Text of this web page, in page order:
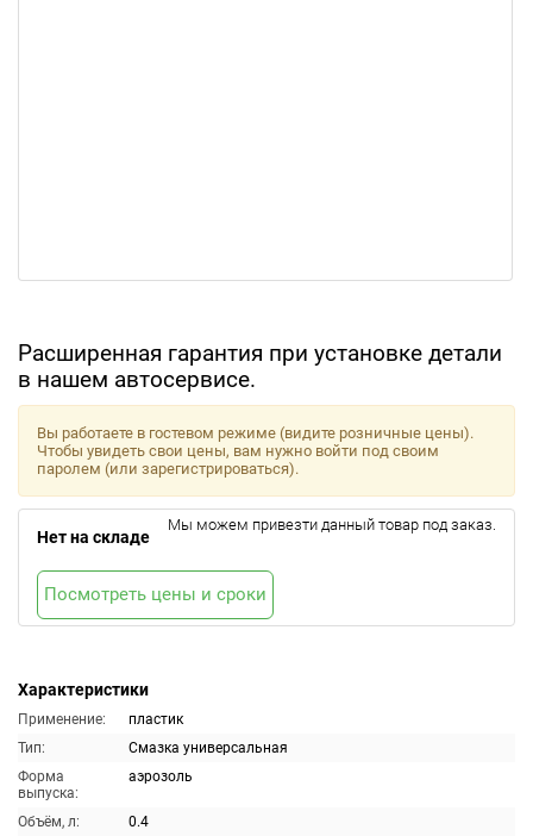
Расширенная гарантия при установке детали
в нашем автосервисе.
Характеристики
Применение:
пластик
Тип:
Смазка универсальная
Форма
выпуска:
аэрозоль
Объём, л:
0.4
Вы работаете в гостевом режиме (видите розничные цены).
Чтобы увидеть свои цены, вам нужно войти под своим
паролем (или зарегистрироваться).
Нет на складе
Мы можем привезти данный товар под заказ.
Посмотреть цены и сроки